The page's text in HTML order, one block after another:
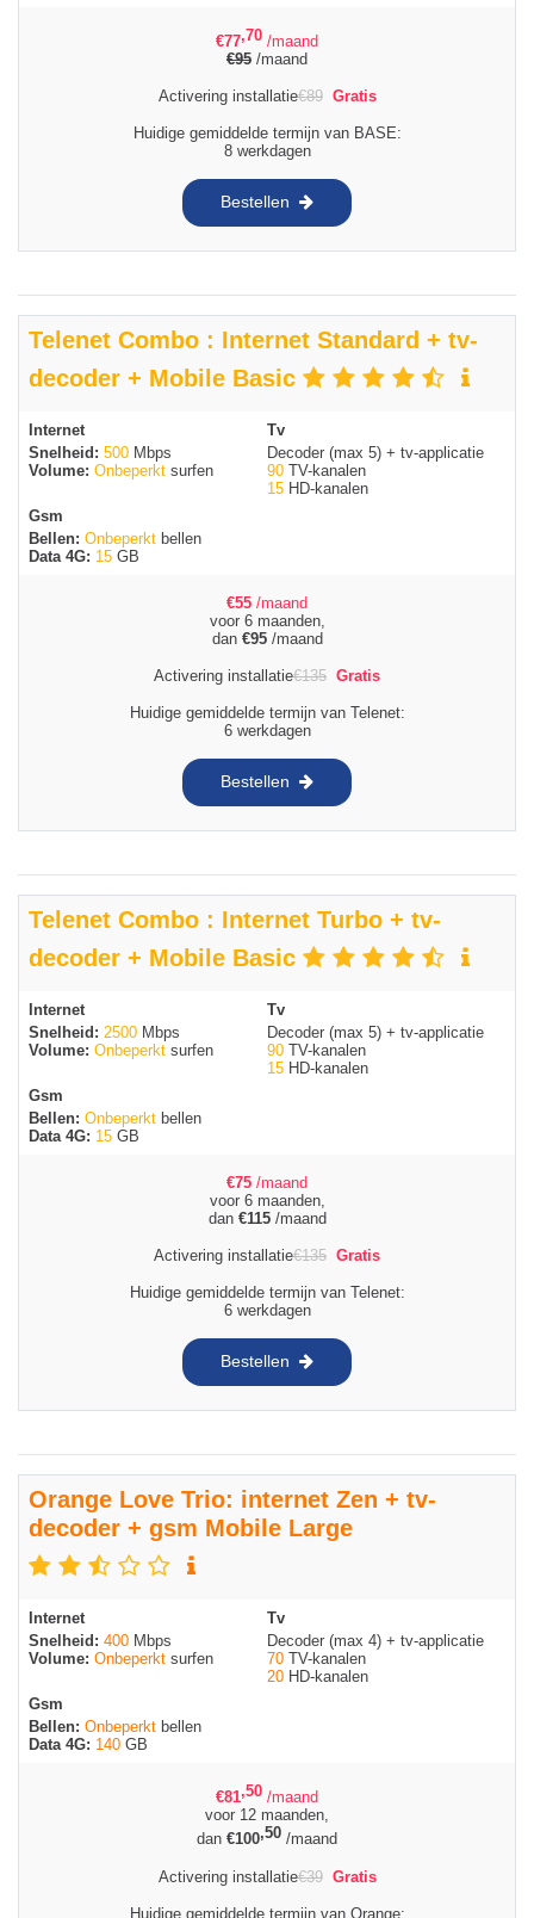
€77,70 /maand
€95 /maand
Activering installatie€89 Gratis
Huidige gemiddelde termijn van BASE:
8 werkdagen
Bestellen
Telenet Combo : Internet Standard + tv-
decoder + Mobile Basic
Internet
Snelheid: 500 Mbps
Volume: Onbeperkt surfen
Tv
Decoder (max 5) + tv-applicatie
90 TV-kanalen
15 HD-kanalen
Gsm
Bellen: Onbeperkt bellen
Data 4G: 15 GB
€55 /maand
voor 6 maanden,
dan €95/maand
Activering installatie€135 Gratis
Huidige gemiddelde termijn van Telenet:
6 werkdagen
Bestellen
Telenet Combo : Internet Turbo + tv-
decoder + Mobile Basic
Internet
Snelheid: 2500 Mbps
Volume: Onbeperkt surfen
Tv
Decoder (max 5) + tv-applicatie
90 TV-kanalen
15 HD-kanalen
Gsm
Bellen: Onbeperkt bellen
Data 4G: 15 GB
€75 /maand
voor 6 maanden,
dan €115/maand
Activering installatie€135 Gratis
Huidige gemiddelde termijn van Telenet:
6 werkdagen
Bestellen
Orange Love Trio: internet Zen + tv-
decoder + gsm Mobile Large
Internet
Snelheid: 400 Mbps
Volume: Onbeperkt surfen
Tv
Decoder (max 4) + tv-applicatie
70 TV-kanalen
20 HD-kanalen
Gsm
Bellen: Onbeperkt bellen
Data 4G: 140 GB
€81,50 /maand
voor 12 maanden,
dan €100,50 /maand
Activering installatie€39 Gratis
Huidige gemiddelde termijn van Orange: